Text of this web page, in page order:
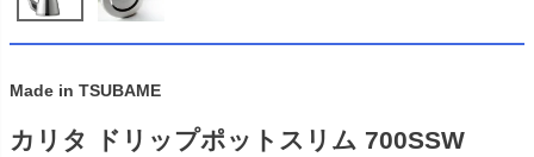
Made in TSUBAME
カリタ ドリップポットスリム 700SSW